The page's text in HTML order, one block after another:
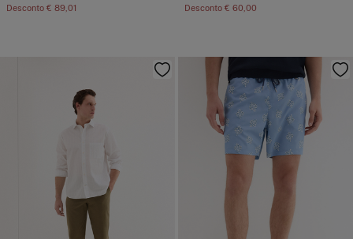
Desconto € 89,01 Desconto € 60,00